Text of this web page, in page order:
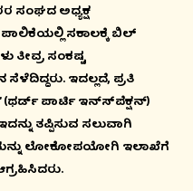
ಸಂಘದ ಅಧ್ಯಕ್ಷ
ಸಕಾಲಕ್ಕೆ ಬಿಲ್
ತೀವ್ರ ಸಂಕಷ್ಟ
ಇದಲ್ಲದೆ, ಪ್ರತಿ
(ಥರ್ಡ್ ಪಾರ್ಟಿ ಇನ್ಸ್‍ಪೆಕ್ಷನ್)
ತಪ್ಪಿಸುವ ಸಲುವಾಗಿ
ಲೋಕೋಪಯೋಗಿ ಇಲಾಖೆಗೆ